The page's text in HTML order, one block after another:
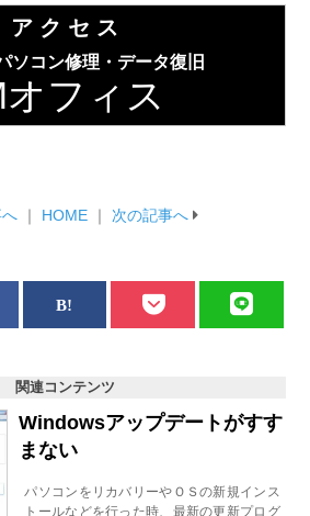
ア ク セ ス
ソコン修理・データ復旧
オフィス
｜ HOME ｜ 次の記事へ
関連コンテンツ
Windowsアップデートがすす
まない
パソコンをリカバリーやＯＳの新規インス
トールなどを行った時、最新の更新プログ